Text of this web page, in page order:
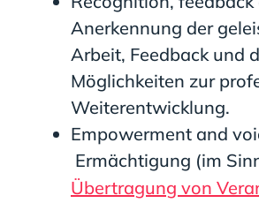
Anerkennung der
Arbeit, Feedback und
Möglichkeiten zur
Weiterentwicklung.
Empowerment and
Ermächtigung (im
Übertragung von